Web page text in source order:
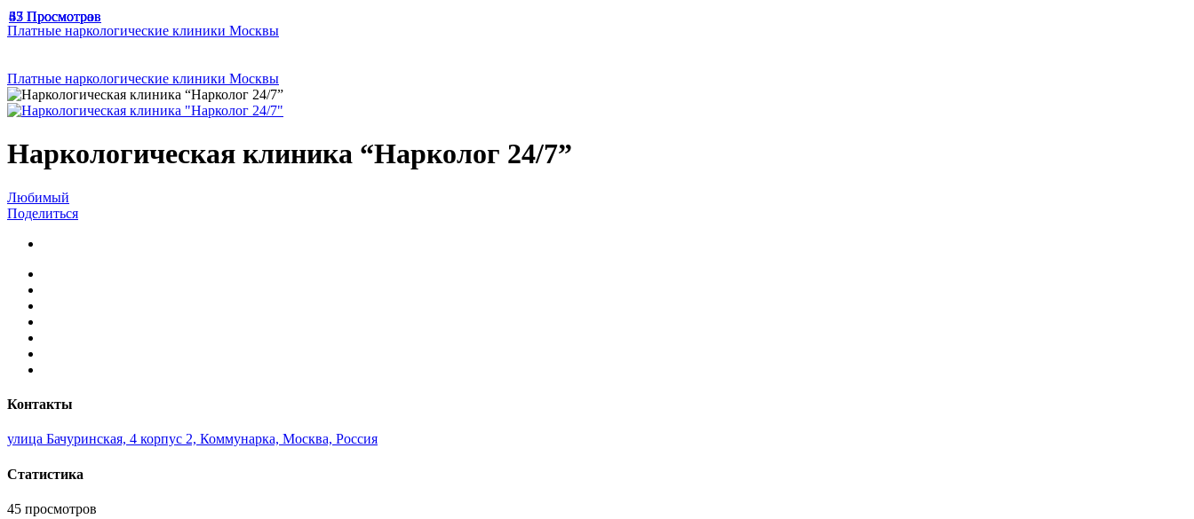
Платные наркологические клиники Москвы
Платные наркологические клиники Москвы
Наркологическая клиника “Нарколог 24/7”
Любимый
Поделиться
Контакты
улица Бачуринская, 4 корпус 2, Коммунарка, Москва, Россия
Статистика
45 просмотров
65 Просмотров
33 Просмотра
47 Просмотров